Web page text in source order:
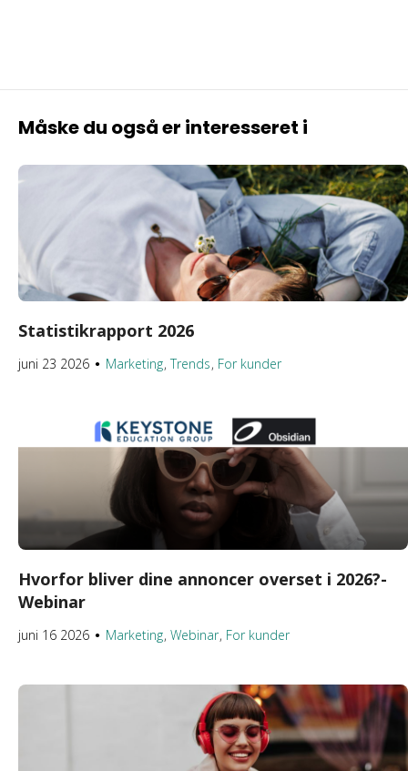
Måske du også er interesseret i
Statistikrapport 2026
juni 23 2026 ● Marketing Trends For kunder
Hvorfor bliver dine annoncer overset i 2026?-
Webinar
juni 16 2026 ● Marketing Webinar For kunder